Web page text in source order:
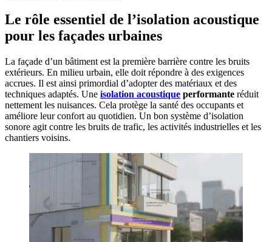
Le rôle essentiel de l’isolation acoustique
pour les façades urbaines
La façade d’un bâtiment est la première barrière contre les bruits
extérieurs. En milieu urbain, elle doit répondre à des exigences
accrues. Il est ainsi primordial d’adopter des matériaux et des
techniques adaptés. Une isolation acoustique performante réduit
nettement les nuisances. Cela protège la santé des occupants et
améliore leur confort au quotidien. Un bon système d’isolation
sonore agit contre les bruits de trafic, les activités industrielles et les
chantiers voisins.